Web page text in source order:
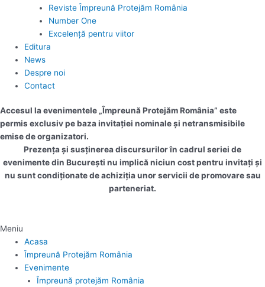
Reviste Împreună Protejăm România
Number One
Excelență pentru viitor
Editura
News
Despre noi
Contact
Accesul la evenimentele „Împreună Protejăm România” este
permis exclusiv pe baza invitației nominale și netransmisibile
emise de organizatori.
Prezența și susținerea discursurilor în cadrul seriei de
evenimente din București nu implică niciun cost pentru invitați și
nu sunt condiționate de achiziția unor servicii de promovare sau
parteneriat.
Meniu
Acasa
Împreună Protejăm România
Evenimente
Împreună protejăm România